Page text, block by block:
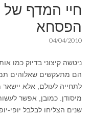
חיי המדף של
הפסחא
04/04/2010
ניטשה קיצוני בדיוק כמו
הם מתעקשים שאלוהים
לתחייה לעולם, אלא יישאר
מיסודן. כמובן, אפשר
שנים הצליחו לבלבל יופי-